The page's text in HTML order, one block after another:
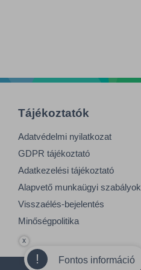
Tájékoztatók
Adatvédelmi nyilatkozat
GDPR tájékoztató
Adatkezelési tájékoztató
Alapvető munkaügyi szabályok
Visszaélés-bejelentés
Minőségpolitika
! Fontos információ
x